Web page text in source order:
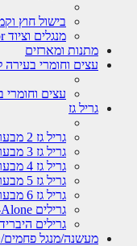
בישול חוץ
מנגלים וציוד Outdoor
מתנות ומארזים
עצים וחומרי בעירה
עצים וחומרי
גריל גז
גריל גז 2 מבערים
גריל גז 3 מבערים
גריל גז 4 מבערים
גריל גז 5 מבערים
גריל גז 6 מבערים
גרילים Built-In / Stand-Alone
גרילים
מעשנה/מנגל פחמים/